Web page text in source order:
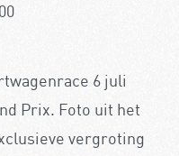
6 juli
Prix. Foto uit het
vergroting